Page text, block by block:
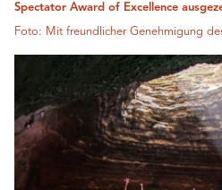
Spectator Award of Excellence
Foto: Mit freundlicher Genehmigung